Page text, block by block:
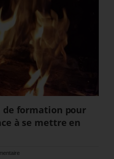
de formation pour
à se mettre en